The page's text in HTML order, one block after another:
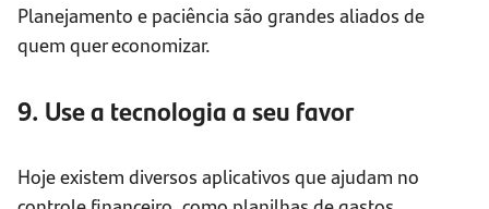
Planejamento e paciência são grandes aliados de
quem quer economizar.
9. Use a tecnologia a seu favor
Hoje existem diversos aplicativos que ajudam no